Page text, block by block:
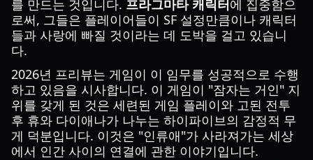
를 만드는 것입니다. 프라그마타 캐릭터에 집중함으
로써, 그들은 플레이어들이 SF 설정만큼이나 캐릭터
들과 사랑에 빠질 것이라는 데 도박을 걸고 있습니
다.
2026년 프리뷰는 게임이 이 임무를 성공적으로 수행
하고 있음을 시사합니다. 이 게임이 "잠자는 거인" 지
위를 갖게 된 것은 세련된 게임 플레이와 고된 전투
후 휴와 다이애나가 나누는 하이파이브의 감정적 무
게 덕분입니다. 이것은 "인류애"가 사라져가는 세상
에서 인간 사이의 연결에 관한 이야기입니다.